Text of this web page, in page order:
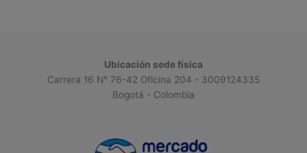
Ubicación sede física
Carrera 16 N° 76-42 Oficina 204 - 3009124335
Bogotá - Colombia